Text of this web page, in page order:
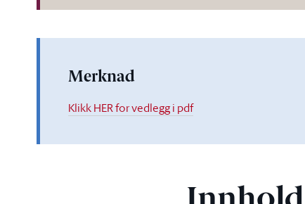
Merknad
Klikk HER for vedlegg i pdf